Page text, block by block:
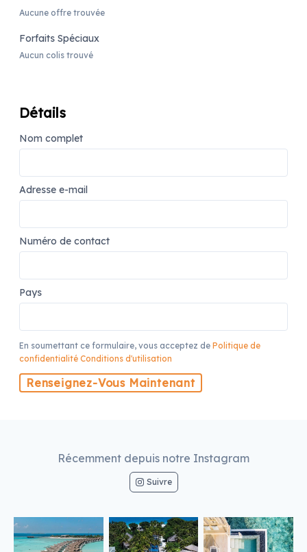
Aucune offre trouvée
Forfaits Spéciaux
Aucun colis trouvé
Détails
Nom complet
Adresse e-mail
Numéro de contact
Pays
En soumettant ce formulaire, vous acceptez de Politique de
confidentialité Conditions d'utilisation
Renseignez-Vous Maintenant
Récemment depuis notre Instagram
Suivre